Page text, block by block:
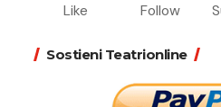
Like Follow
Sostieni Teatrionline